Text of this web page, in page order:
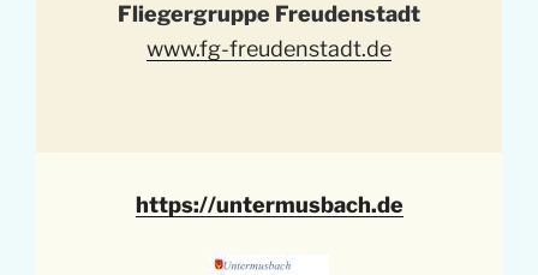
Fliegergruppe Freudenstadt
www.fg-freudenstadt.de
https://untermusbach.de